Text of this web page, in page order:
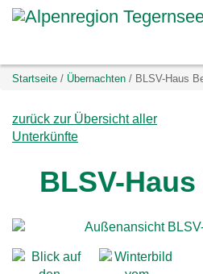
D
r
t
z
Sie
hier:
Startseite Übernachten BLSV-Haus
zurück zur Übersicht aller
Unterkünfte
BLSV-